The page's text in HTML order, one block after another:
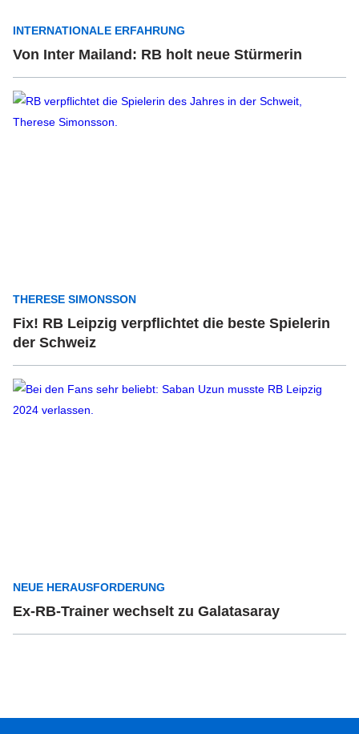
INTERNATIONALE ERFAHRUNG
Von Inter Mailand: RB holt neue Stürmerin
THERESE SIMONSSON
Fix! RB Leipzig verpflichtet die beste Spielerin
der Schweiz
NEUE HERAUSFORDERUNG
Ex-RB-Trainer wechselt zu Galatasaray